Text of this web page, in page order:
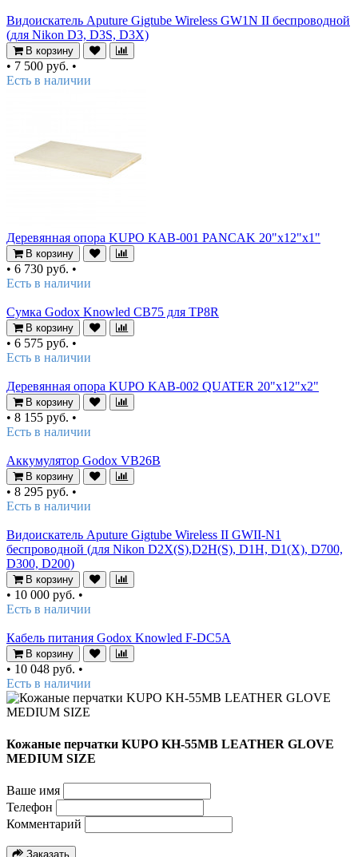
Видоискатель Aputure Gigtube Wireless GW1N II беспроводной
(для Nikon D3, D3S, D3X)
В корзину
• 7 500 руб. •
Есть в наличии
Деревянная опора KUPO KAB-001 PANCAK 20"x12"x1"
В корзину
• 6 730 руб. •
Есть в наличии
Сумка Godox Knowled CB75 для TP8R
В корзину
• 6 575 руб. •
Есть в наличии
Деревянная опора KUPO KAB-002 QUATER 20"x12"x2"
В корзину
• 8 155 руб. •
Есть в наличии
Аккумулятор Godox VB26B
В корзину
• 8 295 руб. •
Есть в наличии
Видоискатель Aputure Gigtube Wireless II GWII-N1
беспроводной (для Nikon D2X(S),D2H(S), D1H, D1(X), D700,
D300, D200)
В корзину
• 10 000 руб. •
Есть в наличии
Кабель питания Godox Knowled F-DC5A
В корзину
• 10 048 руб. •
Есть в наличии
Кожаные перчатки KUPO KH-55MB LEATHER GLOVE
MEDIUM SIZE
Ваше имя
Телефон
Комментарий
Заказать